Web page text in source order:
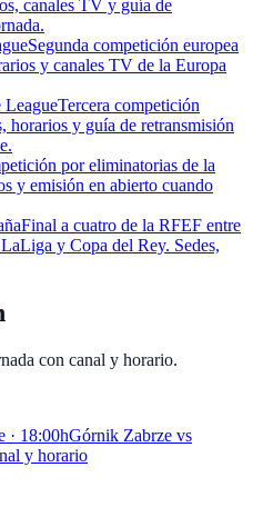
canales TV y guía de
Segunda competición europea
y canales TV de la Europa
LeagueTercera competición
horarios y guía de retransmisión
por eliminatorias de la
y emisión en abierto cuando
Final a cuatro de la RFEF entre
y Copa del Rey. Sedes,
con canal y horario.
· 18:00hGórnik Zabrze vs
y horario